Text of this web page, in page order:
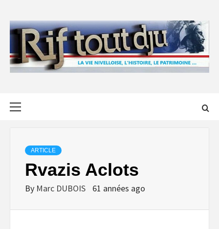
content
ARTICLE
Rvazis Aclots
By Marc DUBOIS 61 années ago